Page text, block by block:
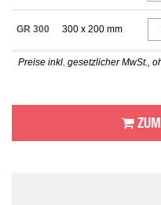
GR 300 300 x 200 mm
Preise inkl. gesetzlicher MwSt.,
ZUM